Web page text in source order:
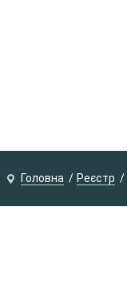
Головна Реєстр